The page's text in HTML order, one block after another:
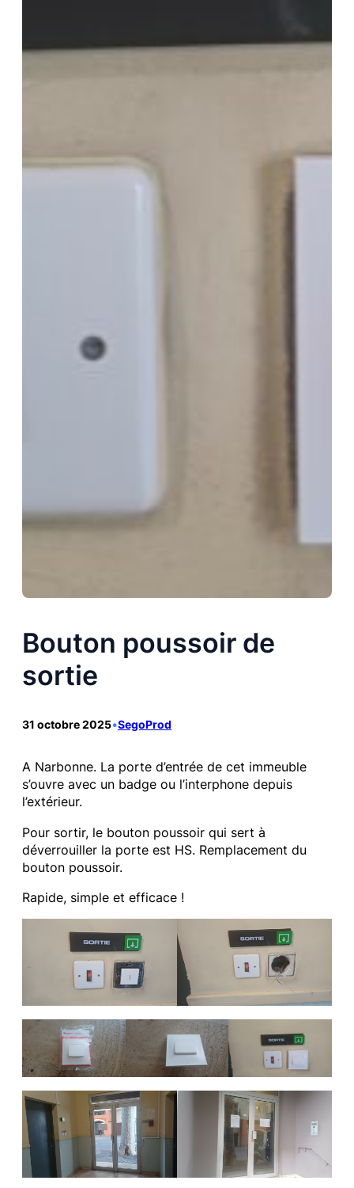
Bouton poussoir de
sortie
31 octobre 2025•SegoProd
A Narbonne. La porte d’entrée de cet immeuble
s’ouvre avec un badge ou l’interphone depuis
l’extérieur.
Pour sortir, le bouton poussoir qui sert à
déverrouiller la porte est HS. Remplacement du
bouton poussoir.
Rapide, simple et efficace !